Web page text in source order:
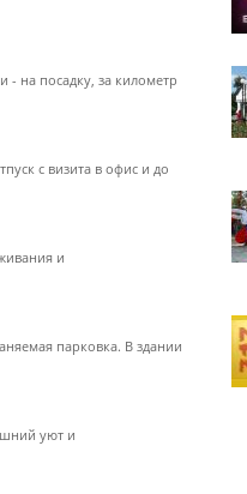
- на посадку, за километр
с визита в офис и до
и
парковка. В здании
уют и